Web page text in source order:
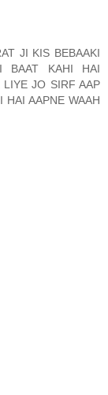
JI KIS BEBAAKI
BAAT KAHI HAI
LIYE JO SIRF AAP
HAI AAPNE WAAH